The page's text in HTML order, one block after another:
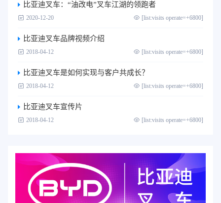
比亚迪叉车：“油改电”叉车江湖的领跑者
2020-12-20 [list:visits operate=+6800]
比亚迪叉车品牌视频介绍
2018-04-12 [list:visits operate=+6800]
比亚迪叉车是如何实现与客户共成长？
2018-04-12 [list:visits operate=+6800]
比亚迪叉车宣传片
2018-04-12 [list:visits operate=+6800]